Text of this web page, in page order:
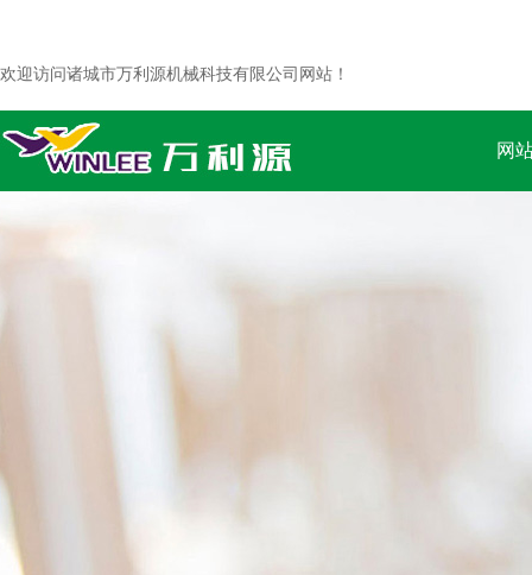
欢迎访问诸城市万利源机械科技有限公司网站！
网